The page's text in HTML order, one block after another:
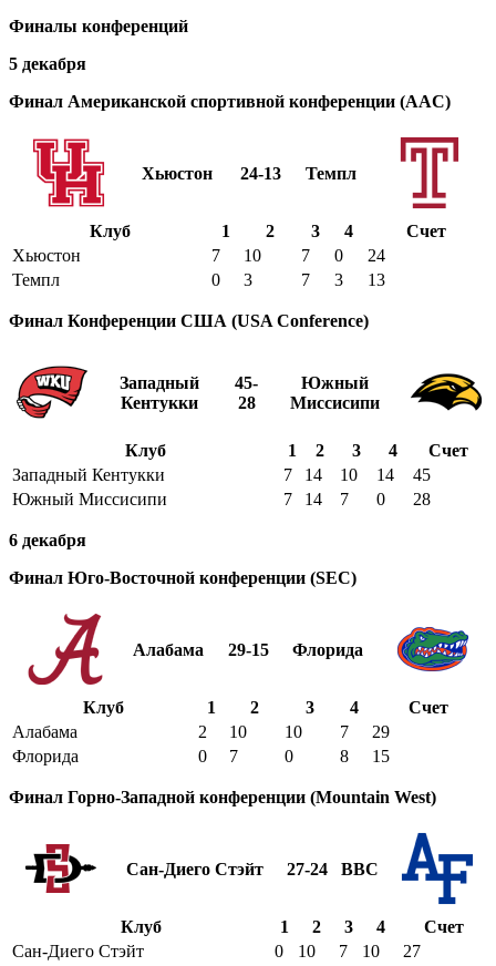
Финалы конференций
5 декабря
Финал Американской спортивной конференции (AAC)
Хьюстон 24-13 Темпл
Клуб 1 2 3 4
Счет
Хьюстон
7 10 7 0
24
Темпл
0 3 7 3 13
Финал Конференции США (USA Conference)
Западный
Кентукки
45-
28
Южный
Миссисипи
Клуб 1 2 3 4
Счет
Западный Кентукки
7 14 10 14
45
Южный Миссисипи
7 14 7 0 28
6 декабря
Финал Юго-Восточной конференции (SEC)
Алабама 29-15 Флорида
Клуб 1 2 3 4
Счет
Алабама
2 10 10 7
29
Флорида
0 7 0 8 15
Финал Горно-Западной конференции (Mountain West)
Сан-Диего Стэйт 27-24 ВВС
Клуб 1 2 3 4
Счет
Сан-Диего Стэйт
0 10 7 10 27